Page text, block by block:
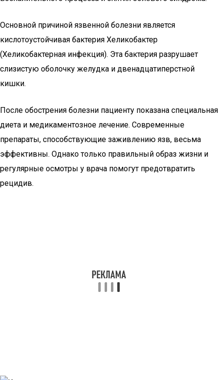
Основной причиной язвенной болезни является
кислотоустойчивая бактерия Хеликобактер
(Хеликобактерная инфекция). Эта бактерия разрушает
слизистую оболочку желудка и двенадцатиперстной
кишки.
После обострения болезни пациенту показана специальная
диета и медикаментозное лечение. Современные
препараты, способствующие заживлению язв, весьма
эффективны. Однако только правильный образ жизни и
регулярные осмотры у врача помогут предотвратить
рецидив.